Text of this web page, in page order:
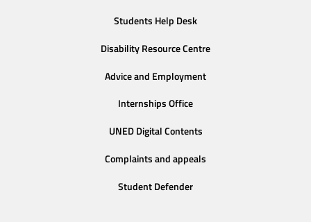
Students Help Desk
Disability Resource Centre
Advice and Employment
Internships Office
UNED Digital Contents
Complaints and appeals
Student Defender